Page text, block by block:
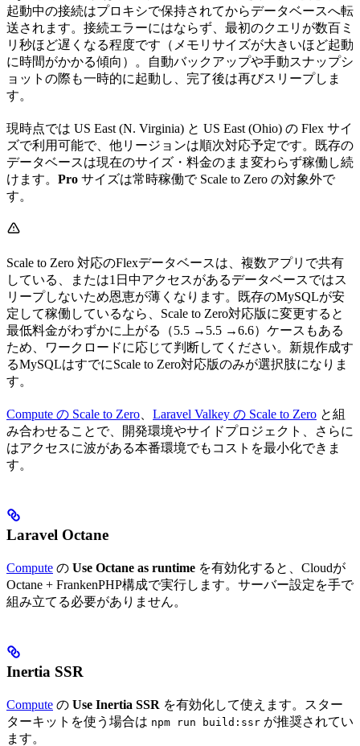
起動中の接続はプロキシで保持されてからデータベースへ転
送されます。接続エラーにはならず、最初のクエリが数百ミ
リ秒ほど遅くなる程度です（メモリサイズが大きいほど起動
に時間がかかる傾向）。自動バックアップや手動スナップシ
ョットの際も一時的に起動し、完了後は再びスリープしま
す。
現時点では US East (N. Virginia) と US East (Ohio) の Flex サイ
ズで利用可能で、他リージョンは順次対応予定です。既存の
データベースは現在のサイズ・料金のまま変わらず稼働し続
けます。 Pro サイズは常時稼働で Scale to Zero の対象外で
す。
Scale to Zero 対応のFlexデータベースは、複数アプリで共有
している、または1日中アクセスがあるデータベースではス
リープしないため恩恵が薄くなります。既存のMySQLが安
定して稼働しているなら、Scale to Zero対応版に変更すると
最低料金がわずかに上がる（5.5 → 5.5 →6.6）ケースもある
ため、ワークロードに応じて判断してください。新規作成す
るMySQLはすでにScale to Zero対応版のみが選択肢になりま
す。
Compute の Scale to Zero Laravel Valkey の Scale to Zero と組
み合わせることで、開発環境やサイドプロジェクト、さらに
はアクセスに波がある本番環境でもコストを最小化できま
す。
Laravel Octane
Compute の Use Octane as runtime を有効化すると、Cloudが
Octane + FrankenPHP構成で実行します。サーバー設定を手で
組み立てる必要がありません。
Inertia SSR
Compute の Use Inertia SSR を有効化して使えます。スター
ターキットを使う場合は npm run build:ssr が推奨されてい
ます。